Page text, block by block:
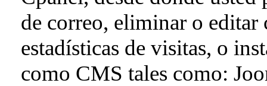
de correo, eliminar o editar
estadísticas de visitas, o
como CMS tales como: